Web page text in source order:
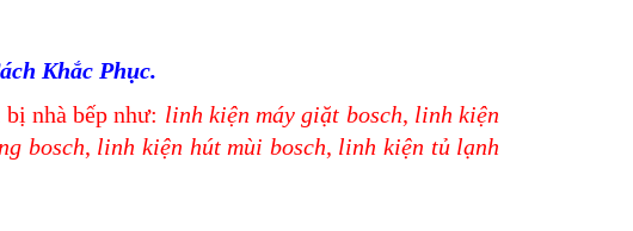
Khắc Phục.
nhà bếp như: linh kiện máy giặt bosch, linh kiện
bosch, linh kiện hút mùi bosch, linh kiện tủ lạnh